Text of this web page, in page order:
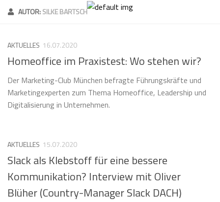
Skip AUTOR:SILKE BARTSCH
AKTUELLES 16.07.2020
Homeoffice im Praxistest: Wo stehen wir?
Der Marketing-Club München befragte Führungskräfte und
Marketingexperten zum Thema Homeoffice, Leadership und
Digitalisierung in Unternehmen.
AKTUELLES 15.07.2020
Slack als Klebstoff für eine bessere
Kommunikation? Interview mit Oliver
Blüher (Country-Manager Slack DACH)